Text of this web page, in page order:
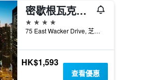
密歇根瓦克俱樂部住宅飯店
4星級
75 East Wacker Drive, 芝加哥, IL, 美國
HK$1,593
查看優惠